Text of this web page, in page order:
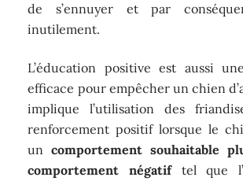
de s’ennuyer et par
inutilement.
L’éducation positive est aussi
efficace pour empêcher un chien
implique l’utilisation des
renforcement positif lorsque le
uncomportement souhaitable
comportement négatiftel que